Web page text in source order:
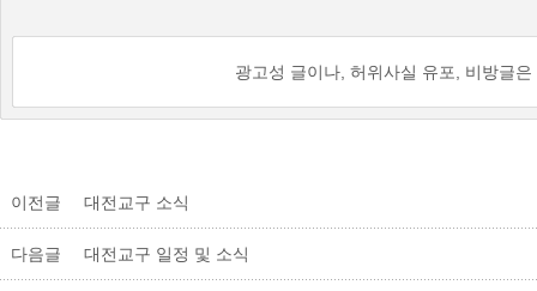
광고성 글이나, 허위사실 유포, 비방글
이전글 대전교구 소식
다음글 대전교구 일정 및 소식